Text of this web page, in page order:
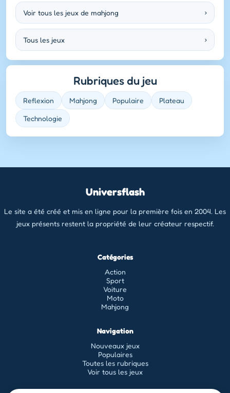
Voir tous les jeux de mahjong ›
Tous les jeux ›
Rubriques du jeu
Reflexion Mahjong Populaire Plateau
Technologie
Universflash
Le site a été créé et mis en ligne pour la première fois en 2004. Les
jeux présents restent la propriété de leur créateur respectif.
Catégories
Action
Sport
Voiture
Moto
Mahjong
Navigation
Nouveaux jeux
Populaires
Toutes les rubriques
Voir tous les jeux